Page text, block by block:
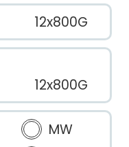
12x800G
12x800G
MW